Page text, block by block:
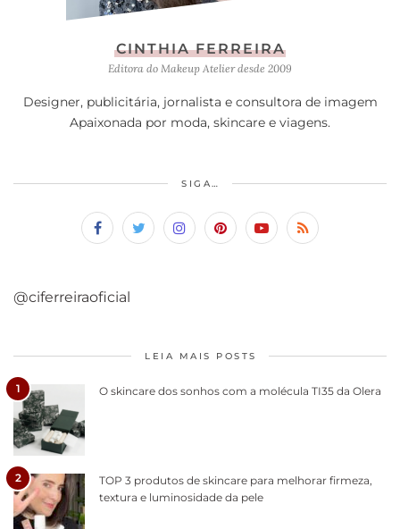
CINTHIA FERREIRA
Editora do Makeup Atelier desde 2009
Designer, publicitária, jornalista e consultora de imagem
Apaixonada por moda, skincare e viagens.
SIGA…
@ciferreiraoficial
LEIA MAIS POSTS
1 O skincare dos sonhos com a molécula TI35 da Olera
2
TOP 3 produtos de skincare para melhorar firmeza,
textura e luminosidade da pele